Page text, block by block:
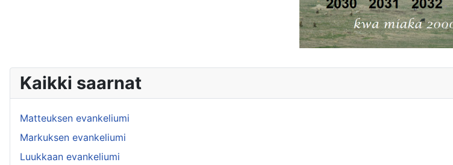
Kaikki saarnat
Matteuksen evankeliumi
Markuksen evankeliumi
Luukkaan evankeliumi